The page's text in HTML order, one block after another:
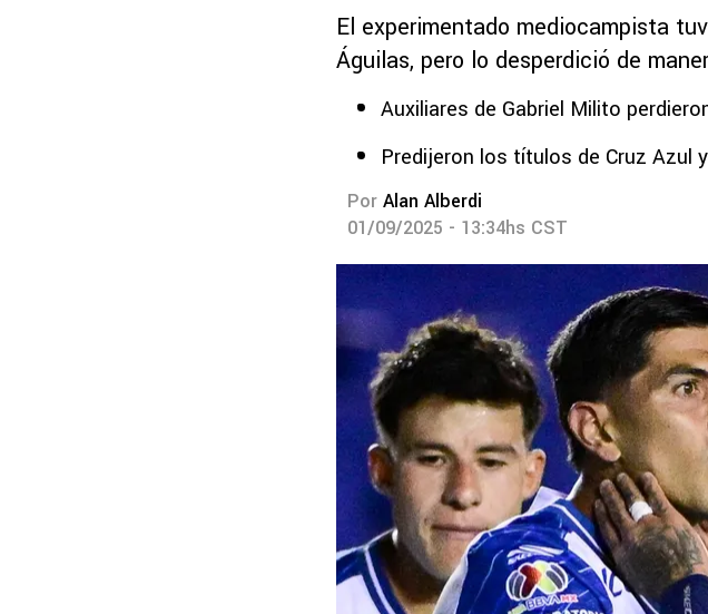
El experimentado mediocampista
Águilas, pero lo desperdició de
Auxiliares de Gabriel Milito
Predijeron los títulos de Cruz Azul
Por Alan Alberdi
01/09/2025 - 13:34hs CST